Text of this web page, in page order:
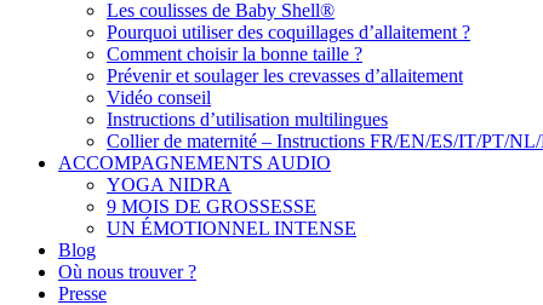
Les coulisses de Baby Shell®
Pourquoi utiliser des coquillages d’allaitement ?
Comment choisir la bonne taille ?
Prévenir et soulager les crevasses d’allaitement
Vidéo conseil
Instructions d’utilisation multilingues
Collier de maternité – Instructions FR/EN/ES/IT/PT/
ACCOMPAGNEMENTS AUDIO
YOGA NIDRA
9 MOIS DE GROSSESSE
UN ÉMOTIONNEL INTENSE
Blog
Où nous trouver ?
Presse